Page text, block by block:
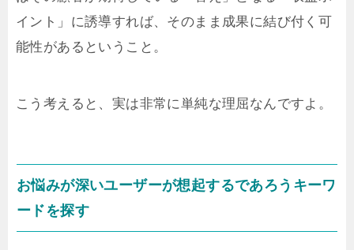
イント」に誘導すれば、そのまま成果に結び付く可
能性があるということ。
こう考えると、実は非常に単純な理屈なんですよ。
お悩みが深いユーザーが想起するであろうキーワ
ードを探す